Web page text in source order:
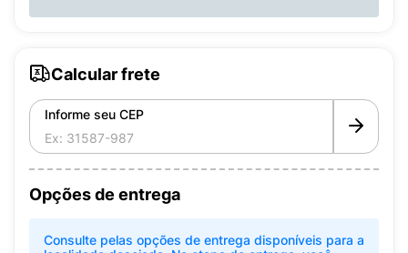
Calcular frete
Informe seu CEP
Opções de entrega
Consulte pelas opções de entrega disponíveis para a